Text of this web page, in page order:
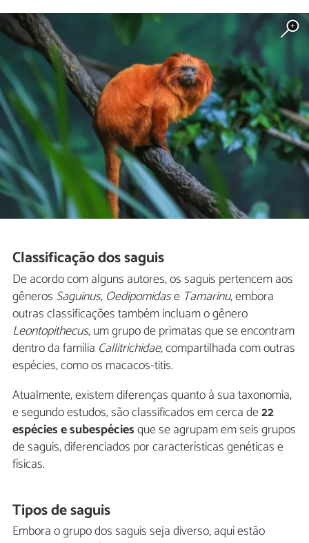
Classificação dos saguis
De acordo com alguns autores, os saguis pertencem aos
gêneros Saguinus, Oedipomidase Tamarinu, embora
outras classificações também incluam o gênero
Leontopithecus, um grupo de primatas que se encontram
dentro da família Callitrichidae, compartilhada com outras
espécies, como os macacos-titis.
Atualmente, existem diferenças quanto à sua taxonomia,
e segundo estudos, são classificados em cerca de22
espécies e subespéciesque se agrupam em seis grupos
de saguis, diferenciados por características genéticas e
físicas.
Tipos de saguis
Embora o grupo dos saguis seja diverso, aqui estão